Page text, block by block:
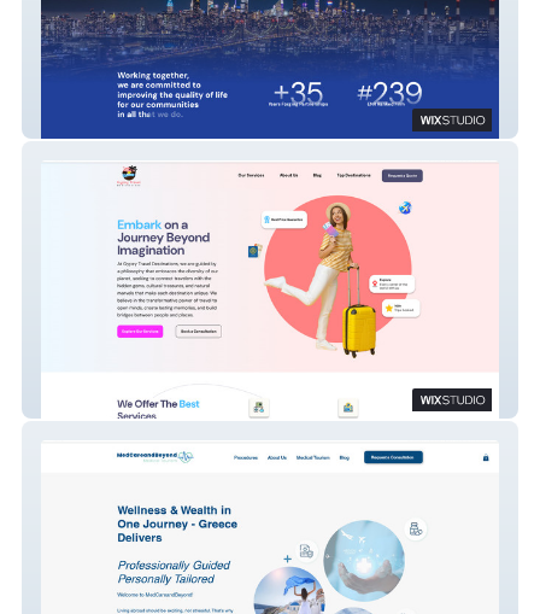
AI Engineers – Wix Studio Website
Development
Gypsy Travel Destinations